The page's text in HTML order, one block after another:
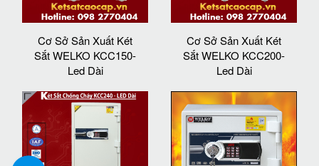
Cơ Sở Sản Xuất Két
Sắt WELKO KCC150-
Led Dài
Cơ Sở Sản Xuất Két
Sắt WELKO KCC200-
Led Dài